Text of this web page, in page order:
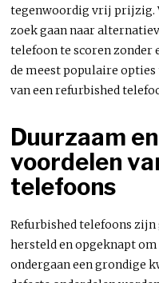
tegenwoordig vrij prijzig.
zoek gaan naar
telefoon te scoren zonder
de meest populaire
van een refurbished
Duurzaam
voordelen
telefoons
Refurbished telefoons
hersteld en opgeknapt
ondergaan een grondige